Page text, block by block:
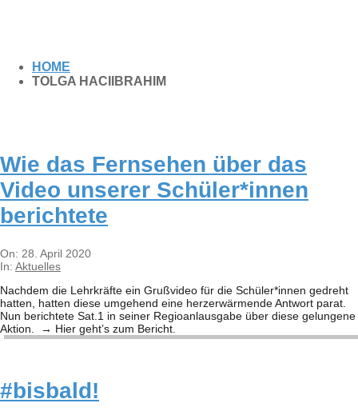
HOME
TOLGA HACIIBRAHIM
Wie das Fern­se­hen über das
Video unse­rer Schüler*innen
berichtete
2020-
04-
On: 28. April 2020
In: Aktuelles
Nach­dem die Lehr­kräfte ein Gruß­vi­deo für die Schüler*innen gedreht
hat­ten, hat­ten diese umge­hend eine herz­er­wär­mende Ant­wort parat.
Nun berich­tete Sat.1 in sei­ner Regio­anlaus­gabe über diese gelun­gene
Aktion. → Hier geht’s zum Bericht.
#bis­bald!